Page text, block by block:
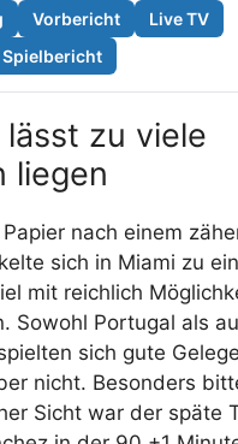
Vorbericht
Live TV
Spielbericht
zu viele
liegen
nach einem
sich in Miami zu
mit reichlich
Sowohl Portugal als
sich gute
nicht. Besonders
Sicht war der späte